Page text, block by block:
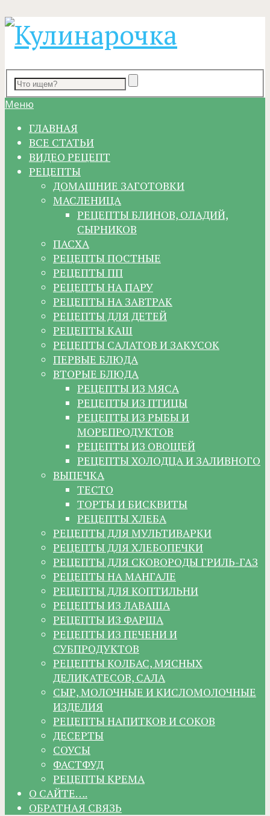
Меню
ГЛАВНАЯ
ВСЕ СТАТЬИ
ВИДЕО РЕЦЕПТ
РЕЦЕПТЫ
ДОМАШНИЕ ЗАГОТОВКИ
МАСЛЕНИЦА
РЕЦЕПТЫ БЛИНОВ, ОЛАДИЙ,
СЫРНИКОВ
ПАСХА
РЕЦЕПТЫ ПОСТНЫЕ
РЕЦЕПТЫ ПП
РЕЦЕПТЫ НА ПАРУ
РЕЦЕПТЫ НА ЗАВТРАК
РЕЦЕПТЫ ДЛЯ ДЕТЕЙ
РЕЦЕПТЫ КАШ
РЕЦЕПТЫ САЛАТОВ И ЗАКУСОК
ПЕРВЫЕ БЛЮДА
ВТОРЫЕ БЛЮДА
РЕЦЕПТЫ ИЗ МЯСА
РЕЦЕПТЫ ИЗ ПТИЦЫ
РЕЦЕПТЫ ИЗ РЫБЫ И
МОРЕПРОДУКТОВ
РЕЦЕПТЫ ИЗ ОВОЩЕЙ
РЕЦЕПТЫ ХОЛОДЦА И ЗАЛИВНОГО
ВЫПЕЧКА
ТЕСТО
ТОРТЫ И БИСКВИТЫ
РЕЦЕПТЫ ХЛЕБА
РЕЦЕПТЫ ДЛЯ МУЛЬТИВАРКИ
РЕЦЕПТЫ ДЛЯ ХЛЕБОПЕЧКИ
РЕЦЕПТЫ ДЛЯ СКОВОРОДЫ ГРИЛЬ-ГАЗ
РЕЦЕПТЫ НА МАНГАЛЕ
РЕЦЕПТЫ ДЛЯ КОПТИЛЬНИ
РЕЦЕПТЫ ИЗ ЛАВАША
РЕЦЕПТЫ ИЗ ФАРША
РЕЦЕПТЫ ИЗ ПЕЧЕНИ И
СУБПРОДУКТОВ
РЕЦЕПТЫ КОЛБАС, МЯСНЫХ
ДЕЛИКАТЕСОВ, САЛА
СЫР, МОЛОЧНЫЕ И КИСЛОМОЛОЧНЫЕ
ИЗДЕЛИЯ
РЕЦЕПТЫ НАПИТКОВ И СОКОВ
ДЕСЕРТЫ
СОУСЫ
ФАСТФУД
РЕЦЕПТЫ КРЕМА
О САЙТЕ….
ОБРАТНАЯ СВЯЗЬ